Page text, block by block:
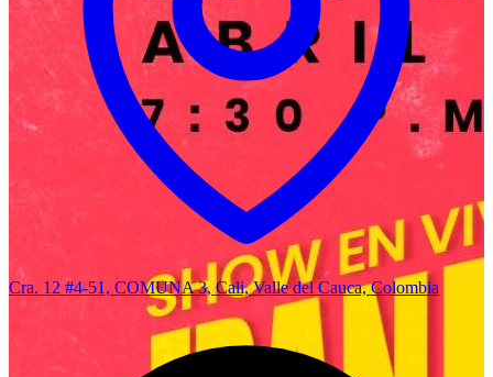
Cra. 12 #4-51, COMUNA 3, Cali, Valle del Cauca, Colombia